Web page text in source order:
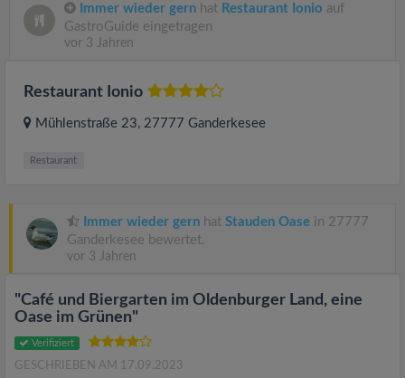
Immer wieder gern hat Restaurant Ionio auf
GastroGuide eingetragen
vor 3 Jahren
Restaurant Ionio
Mühlenstraße 23, 27777 Ganderkesee
Restaurant
Immer wieder gern hat Stauden Oase in 27777
Ganderkesee bewertet.
vor 3 Jahren
"Café und Biergarten im Oldenburger Land, eine
Oase im Grünen"
Verifiziert
GESCHRIEBEN AM 17.09.2023